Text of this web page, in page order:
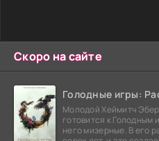
Скоро на сайте
Голодные игры:
Молодой Хеймитч
готовится к Голодным
него мизерные. В его